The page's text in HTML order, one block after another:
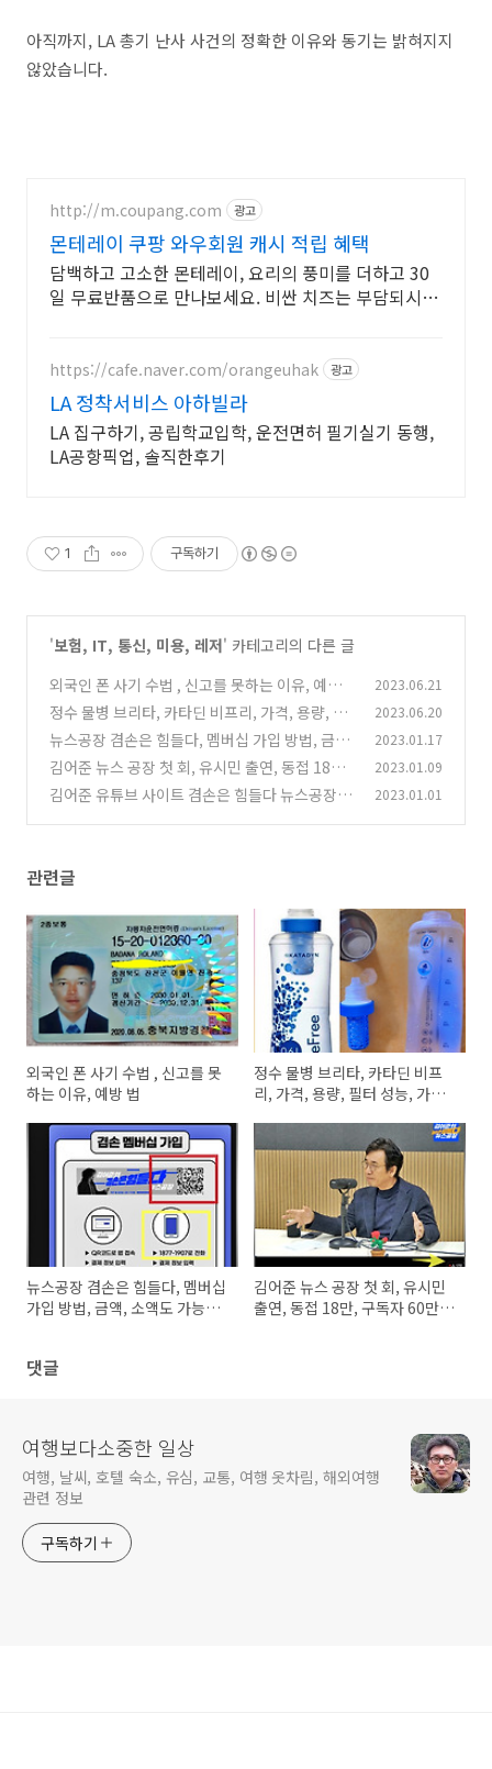
아직까지, LA 총기 난사 사건의 정확한 이유와 동기는 밝혀지지
않았습니다.
http://m.coupang.com 광고
몬테레이 쿠팡 와우회원 캐시 적립 혜택
담백하고 고소한 몬테레이, 요리의 풍미를 더하고 30
일 무료반품으로 만나보세요. 비싼 치즈는 부담되시
https://cafe.naver.com/orangeuhak 광고
LA 정착서비스 아하빌라
LA 집구하기, 공립학교입학, 운전면허 필기실기 동행,
LA공항픽업, 솔직한후기
1 구독하기
'보험, IT, 통신, 미용, 레저' 카테고리의 다른 글
외국인 폰 사기 수법 , 신고를 못하는 이유, 예방
법
(9)
2023.06.21
정수 물병 브리타, 카타딘 비프리, 가격, 용량, 필
터 성능, 가격 비교, 구매 후기 (0)
2023.06.20
뉴스공장 겸손은 힘들다, 멤버십 가입 방법, 금액,
소액도 가능하네요 ^^
(5)
2023.01.17
김어준 뉴스 공장 첫 회, 유시민 출연, 동접 18만,
구독자 60만, 겸손 힘들 듯 (6)
2023.01.09
김어준 유튜브 사이트 겸손은 힘들다 뉴스공장 구
2023.01.01
관련글
외국인 폰 사기 수법 , 신고를 못
하는 이유, 예방 법
정수 물병 브리타, 카타딘 비프
리, 가격, 용량, 필터 성능, 가격
뉴스공장 겸손은 힘들다, 멤버십
가입 방법, 금액, 소액도 가능하
김어준 뉴스 공장 첫 회, 유시민
출연, 동접 18만, 구독자 60만,
댓글
여행보다소중한 일상
여행, 날씨, 호텔 숙소, 유심, 교통, 여행 옷차림, 해외여행
관련 정보
구독하기